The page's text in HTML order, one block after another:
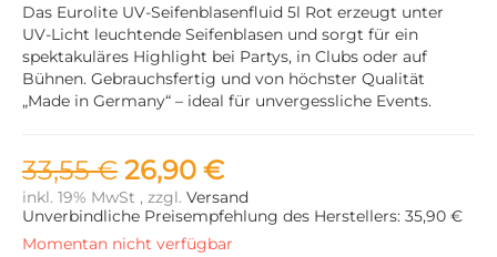
Das Eurolite UV-Seifenblasenfluid 5l Rot erzeugt unter
UV-Licht leuchtende Seifenblasen und sorgt für ein
spektakuläres Highlight bei Partys, in Clubs oder auf
Bühnen. Gebrauchsfertig und von höchster Qualität
„Made in Germany“ – ideal für unvergessliche Events.
33,55 € 26,90 €
inkl. 19% MwSt , zzgl. Versand
Unverbindliche Preisempfehlung des Herstellers: 35,90 €
Momentan nicht verfügbar